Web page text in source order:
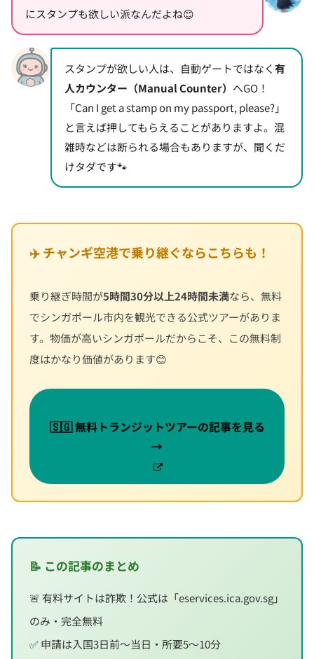
にスタンプも欲しい派なんだよね😊
スタンプが欲しい人は、自動ゲートではなく有
人カウンター（Manual Counter） へGO！
「Can I get a stamp on my passport, please?」
と言えば押してもらえることがありますよ。混
雑時などは断られる場合もありますが、聞くだ
けタダです🐾
✈️ チャンギ空港で乗り継ぐならこちらも！
乗り継ぎ時間が5時間30分以上24時間未満なら、無料
でシンガポール市内を観光できる公式ツアーがありま
す。物価が高いシンガポールだからこそ、この無料制
度はかなり価値があります😊
🇸🇬 無料トランジットツアーの記事を見る
→
📝 この記事のまとめ
🚨 有料サイトは詐欺！公式は「eservices.ica.gov.sg」
のみ・完全無料
✅ 申請は入国3日前〜当日・所要5〜10分